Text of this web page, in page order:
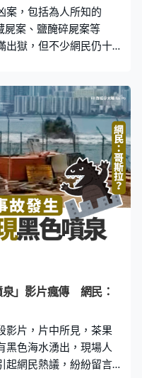
案，包括為人所知的
案、鹽醃碎屍案等
出獄，但不少網民仍十
為錢債問題，被兇手
位內，後來被三人長期
燃燒身體，最後重傷
屍，頭顱就被放到一個
置，成為人所知的
案件被改編成電影《人
位已出獄的被告梁勝
成，被判入獄1年。
死者卞玉英被兇手歐陽
，警方就推斷死者當
陽炳強就是工場員工，
抗歐陽炳強非禮而被
泉」影片瘋傳 網民：
影片，片中所見，茶果
黑色海水湧出，現場人
起網民熱議，紛紛留言